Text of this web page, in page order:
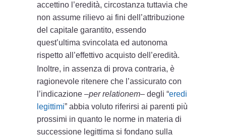
accettino l’eredità, circostanza tuttavia che
non assume rilievo ai fini dell’attribuzione
del capitale garantito, essendo
quest’ultima svincolata ed autonoma
rispetto all’effettivo acquisto dell’eredità.
Inoltre, in assenza di prova contraria, è
ragionevole ritenere che l’assicurato con
l’indicazione –per relationem– degli “eredi
legittimi” abbia voluto riferirsi ai parenti più
prossimi in quanto le norme in materia di
successione legittima si fondano sulla